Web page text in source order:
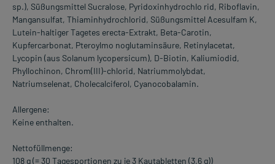
sp.), Süßungsmittel Sucralose, Pyridoxinhydrochlo rid, Riboflavin,
Mangansulfat, Thiaminhydrochlorid, Süßungsmittel Acesulfam K,
Lutein-haltiger Tagetes erecta-Extrakt, Beta-Carotin,
Kupfercarbonat, Pteroylmo noglutaminsäure, Retinylacetat,
Lycopin (aus Solanum lycopersicum), D-Biotin, Kaliumiodid,
Phyllochinon, Chrom(III)-chlorid, Natriummolybdat,
Natriumselenat, Cholecalciferol, Cyanocobalamin.
Allergene:
Keine enthalten.
Nettofüllmenge:
108 g (= 30 Tagesportionen zu je 3 Kautabletten (3,6 g))